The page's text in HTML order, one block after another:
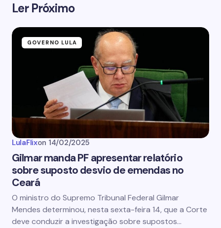
Ler Próximo
GOVERNO LULA
LulaFlixon 14/02/2025
Gilmar manda PF apresentar relatório
sobre suposto desvio de emendas no
Ceará
O ministro do Supremo Tribunal Federal Gilmar
Mendes determinou, nesta sexta-feira 14, que a Corte
deve conduzir a investigação sobre supostos…